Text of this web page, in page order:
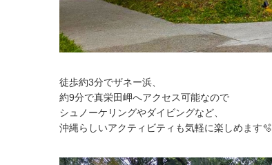
徒歩約3分でザネー浜、
約9分で真栄田岬へアクセス可能なので
シュノーケリングやダイビングなど、
沖縄らしいアクティビティも気軽に楽しめます🫧